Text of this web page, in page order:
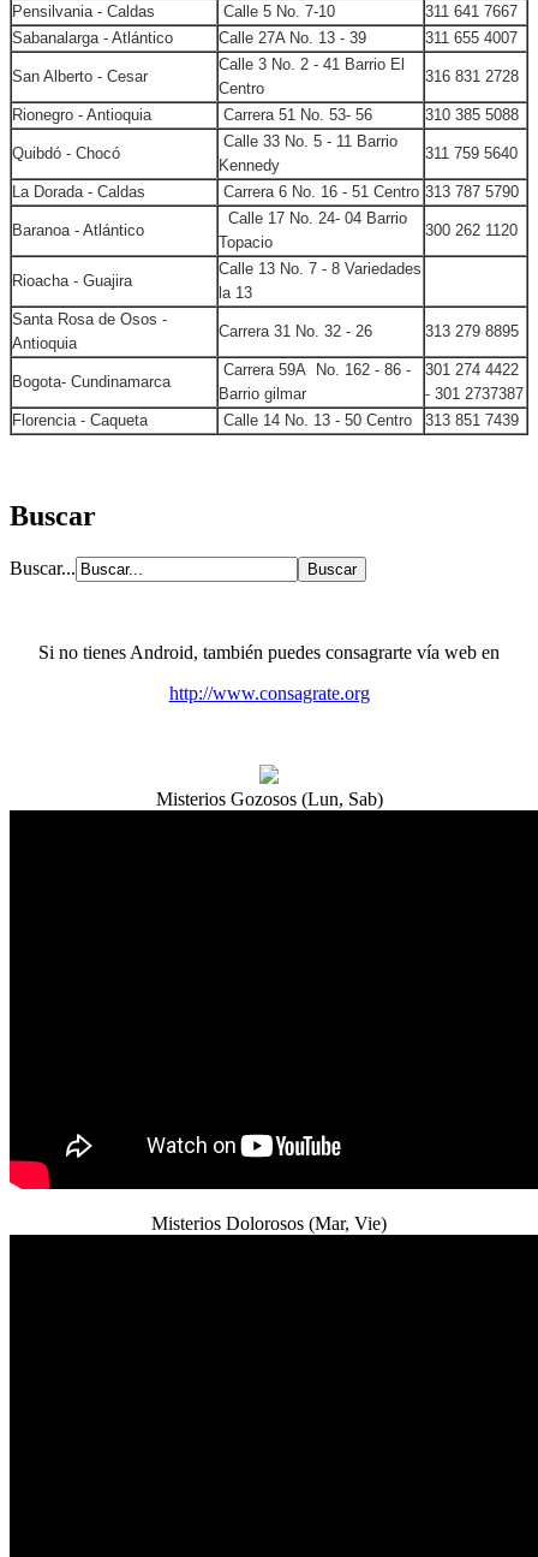
Pensilvania - Caldas
Calle 5 No. 7-10
311 641 7667
Sabanalarga - Atlántico
Calle 27A No. 13 - 39 311 655 4007
San Alberto - Cesar
Calle 3 No. 2 - 41 Barrio El
Centro
316 831 2728
Rionegro - Antioquia Carrera 51 No. 53- 56 310 385 5088
Quibdó - Chocó
Calle 33 No. 5 - 11 Barrio
Kennedy
311 759 5640
La Dorada - Caldas Carrera 6 No. 16 - 51 Centro 313 787 5790
Baranoa - Atlántico
Calle 17 No. 24- 04 Barrio
Topacio
300 262 1120
Rioacha - Guajira
Calle 13 No. 7 - 8 Variedades
la 13
Santa Rosa de Osos -
Antioquia
Carrera 31 No. 32 - 26 313 279 8895
Bogota- Cundinamarca
Carrera 59A No. 162 - 86 -
Barrio gilmar
301 274 4422
- 301 2737387
Florencia - Caqueta
Calle 14 No. 13 - 50 Centro 313 851 7439
Buscar
Buscar...
Si no tienes Android, también puedes consagrarte vía web en
http://www.consagrate.org
Misterios Gozosos (Lun, Sab)
Misterios Dolorosos (Mar, Vie)